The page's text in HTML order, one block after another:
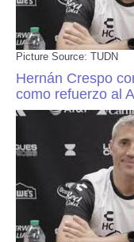
Picture Source: TUDN
Hernán Crespo
como refuerzo al